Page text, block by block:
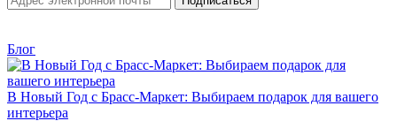
Блог
В Новый Год с Брасс-Маркет: Выбираем подарок для вашего
интерьера